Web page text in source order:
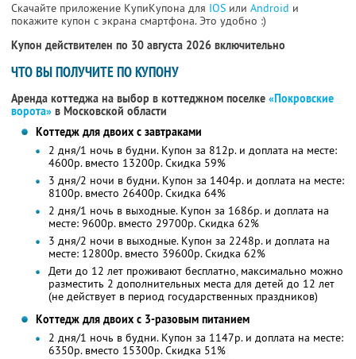
Скачайте приложение КупиКупона для IOS или Android и
покажите купон с экрана смартфона. Это удобно :)
Купон действителен по 30 августа 2026 включительно
ЧТО ВЫ ПОЛУЧИТЕ ПО КУПОНУ
Аренда коттеджа на выбор в коттеджном поселке «Покровские
ворота» в Московской области
Коттедж для двоих с завтраками
2 дня/1 ночь в будни. Купон за 812р. и доплата на месте:
4600р. вместо 13200р. Скидка 59%
3 дня/2 ночи в будни. Купон за 1404р. и доплата на месте:
8100р. вместо 26400р. Скидка 64%
2 дня/1 ночь в выходные. Купон за 1686р. и доплата на
месте: 9600р. вместо 29700р. Скидка 62%
3 дня/2 ночи в выходные. Купон за 2248р. и доплата на
месте: 12800р. вместо 39600р. Скидка 62%
Дети до 12 лет проживают бесплатно, максимально можно
разместить 2 дополнительных места для детей до 12 лет
(не действует в период государственных праздников)
Коттедж для двоих с 3-разовым питанием
2 дня/1 ночь в будни. Купон за 1147р. и доплата на месте:
6350р. вместо 15300р. Скидка 51%